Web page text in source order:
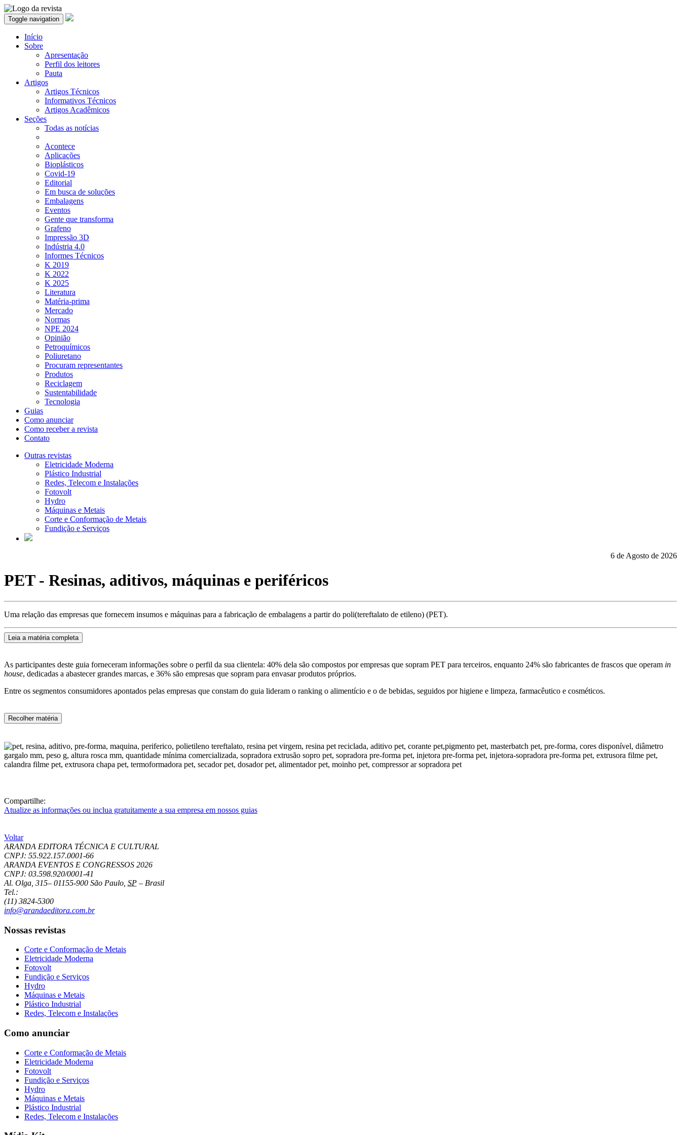
Toggle navigation
Início
Sobre
Apresentação
Perfil dos leitores
Pauta
Artigos
Artigos Técnicos
Informativos Técnicos
Artigos Acadêmicos
Seções
Todas as notícias
Acontece
Aplicações
Bioplásticos
Covid-19
Editorial
Em busca de soluções
Embalagens
Eventos
Gente que transforma
Grafeno
Impressão 3D
Indústria 4.0
Informes Técnicos
K 2019
K 2022
K 2025
Literatura
Matéria-prima
Mercado
Normas
NPE 2024
Opinião
Petroquímicos
Poliuretano
Procuram representantes
Produtos
Reciclagem
Sustentabilidade
Tecnologia
Guias
Como anunciar
Como receber a revista
Contato
Outras revistas
Eletricidade Moderna
Plástico Industrial
Redes, Telecom e Instalações
Fotovolt
Hydro
Máquinas e Metais
Corte e Conformação de Metais
Fundição e Serviços
6 de Agosto de 2026
PET - Resinas, aditivos, máquinas e periféricos
Uma relação das empresas que fornecem insumos e máquinas para a fabricação de embalagens a partir do poli(tereftalato de etileno) (PET).
Leia a matéria completa
As participantes deste guia forneceram informações sobre o perfil da sua clientela: 40% dela são compostos por empresas que sopram PET para terceiros, enquanto 24% são fabricantes de frascos que operam in
house, dedicadas a abastecer grandes marcas, e 36% são empresas que sopram para envasar produtos próprios.
Entre os segmentos consumidores apontados pelas empresas que constam do guia lideram o ranking o alimentício e o de bebidas, seguidos por higiene e limpeza, farmacêutico e cosméticos.
Recolher matéria
Compartilhe:
Atualize as informações ou inclua gratuitamente a sua empresa em nossos guias
Voltar
ARANDA EDITORA TÉCNICA E CULTURAL
CNPJ: 55.922.157.0001-66
ARANDA EVENTOS E CONGRESSOS 2026
CNPJ: 03.598.920/0001-41
Al. Olga, 315– 01155-900 São Paulo SP – Brasil
Tel.:
(11) 3824-5300
info@arandaeditora.com.br
Nossas revistas
Corte e Conformação de Metais
Eletricidade Moderna
Fotovolt
Fundição e Serviços
Hydro
Máquinas e Metais
Plástico Industrial
Redes, Telecom e Instalações
Como anunciar
Corte e Conformação de Metais
Eletricidade Moderna
Fotovolt
Fundição e Serviços
Hydro
Máquinas e Metais
Plástico Industrial
Redes, Telecom e Instalações